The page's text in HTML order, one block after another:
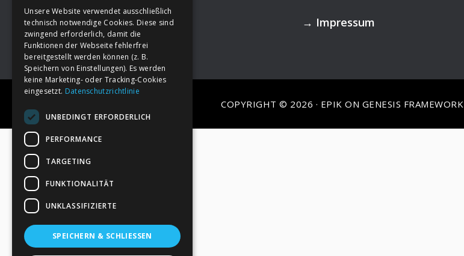
Footer →Deine Spende → Impressum
COPYRIGHT © 2026 · EPIK ON GENESIS FRAMEWORK
Unsere Website verwendet ausschließlich
technisch notwendige Cookies. Diese sind
zwingend erforderlich, damit die
Funktionen der Webseite fehlerfrei
bereitgestellt werden können (z. B.
Speichern von Einstellungen). Es werden
keine Marketing- oder Tracking-Cookies
eingesetzt. Datenschutzrichtlinie
UNBEDINGT ERFORDERLICH
PERFORMANCE
TARGETING
FUNKTIONALITÄT
UNKLASSIFIZIERTE
SPEICHERN & SCHLIESSEN